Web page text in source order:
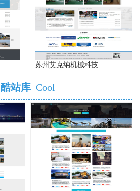
苏州艾克纳机械科技...
酷站库 Cool